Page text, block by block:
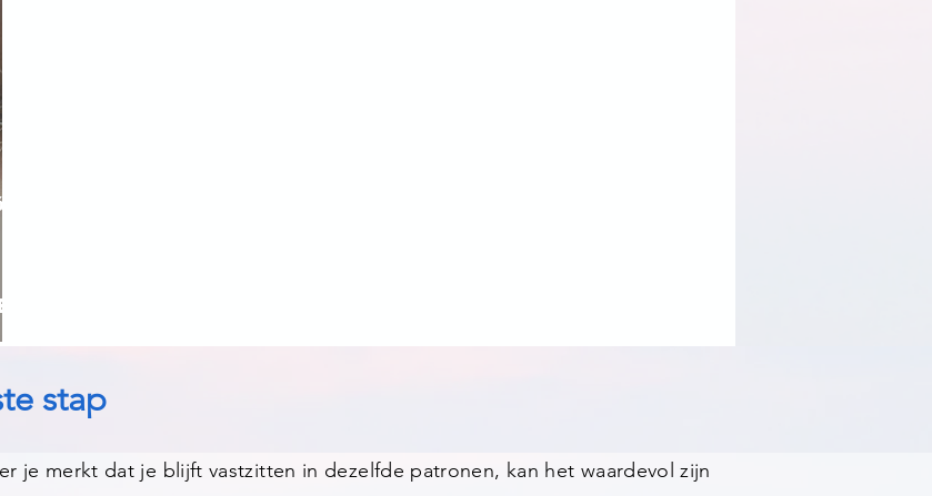
stap
je merkt dat je blijft vastzitten in dezelfde patronen, kan het waardevol zijn